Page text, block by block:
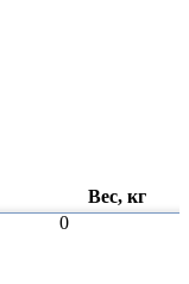
Вес, кг
0